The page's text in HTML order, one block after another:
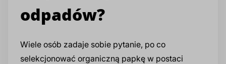
odpadów?
Wiele osób zadaje sobie pytanie, po co
selekcjonować organiczną papkę w postaci